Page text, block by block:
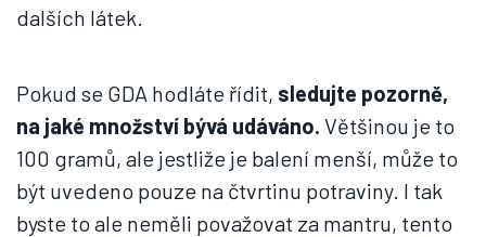
dalších látek.
Pokud se GDA hodláte řídit, sledujte pozorně,
na jaké množství bývá udáváno. Většinou je to
100 gramů, ale jestliže je balení menší, může to
být uvedeno pouze na čtvrtinu potraviny. I tak
byste to ale neměli považovat za mantru, tento